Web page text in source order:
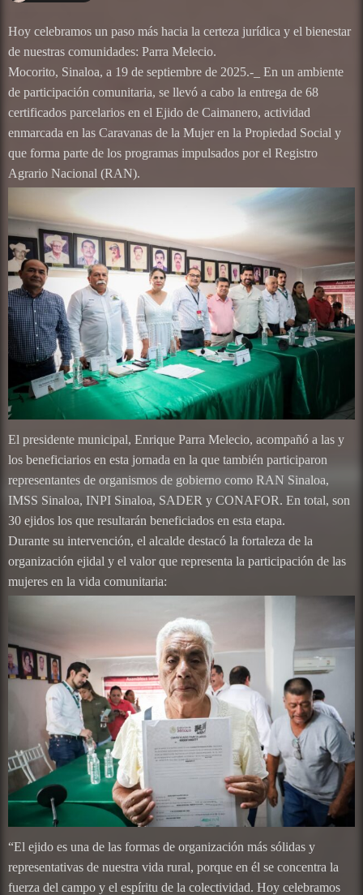
Hoy celebramos un paso más hacia la certeza jurídica y el bienestar
de nuestras comunidades: Parra Melecio.
Mocorito, Sinaloa, a 19 de septiembre de 2025.-_ En un ambiente
de participación comunitaria, se llevó a cabo la entrega de 68
certificados parcelarios en el Ejido de Caimanero, actividad
enmarcada en las Caravanas de la Mujer en la Propiedad Social y
que forma parte de los programas impulsados por el Registro
Agrario Nacional (RAN).
El presidente municipal, Enrique Parra Melecio, acompañó a las y
los beneficiarios en esta jornada en la que también participaron
representantes de organismos de gobierno como RAN Sinaloa,
IMSS Sinaloa, INPI Sinaloa, SADER y CONAFOR. En total, son
30 ejidos los que resultarán beneficiados en esta etapa.
Durante su intervención, el alcalde destacó la fortaleza de la
organización ejidal y el valor que representa la participación de las
mujeres en la vida comunitaria:
“El ejido es una de las formas de organización más sólidas y
representativas de nuestra vida rural, porque en él se concentra la
fuerza del campo y el espíritu de la colectividad. Hoy celebramos